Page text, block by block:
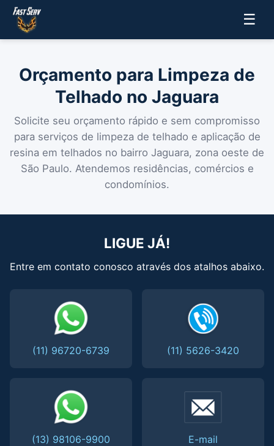
☰
Orçamento para Limpeza de
Telhado no Jaguara
Solicite seu orçamento rápido e sem compromisso
para serviços de limpeza de telhado e aplicação de
resina em telhados no bairro Jaguara, zona oeste de
São Paulo. Atendemos residências, comércios e
condomínios.
LIGUE JÁ!
Entre em contato conosco através dos atalhos abaixo.
(11) 96720-6739 (11) 5626-3420
(13) 98106-9900 E-mail